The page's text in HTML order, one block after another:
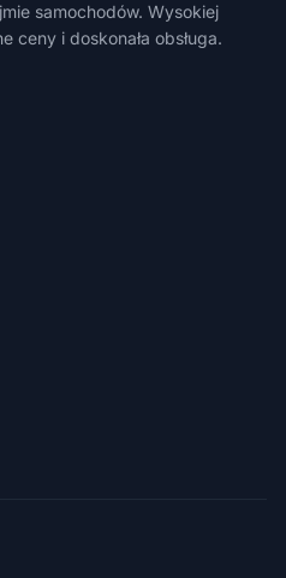
samochodów. Wysokiej
ceny i doskonała obsługa.